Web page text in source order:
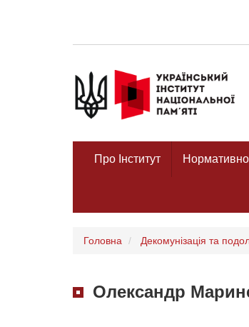
Про Інститут
Головна Декомунізація та
Олександр